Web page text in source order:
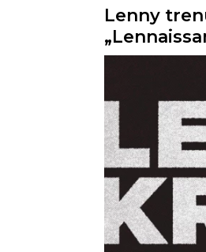
Lenny